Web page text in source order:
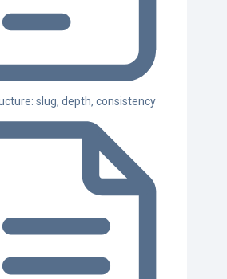
slug, depth, consistency